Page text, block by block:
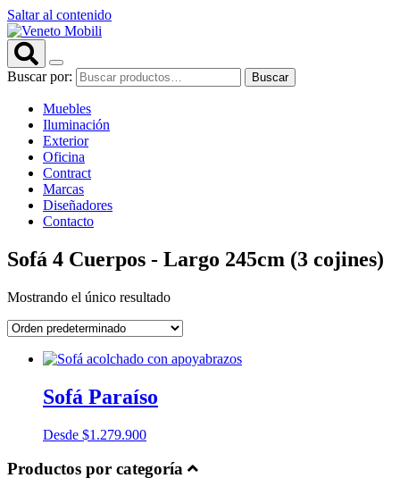
Saltar al contenido
Buscar por: Buscar
Muebles
Iluminación
Exterior
Oficina
Contract
Marcas
Diseñadores
Contacto
Sofá 4 Cuerpos - Largo 245cm (3 cojines)
Mostrando el único resultado
Sofá Paraíso
Desde $1.279.900
Productos por categoría